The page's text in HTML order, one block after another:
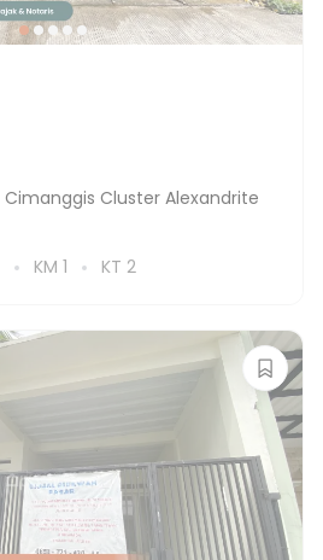
Cluster Alexandrite
KM 1 KT 2